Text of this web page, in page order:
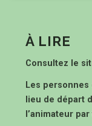
À LIRE
Consultez le
Les
lieu de départ
l’animateur